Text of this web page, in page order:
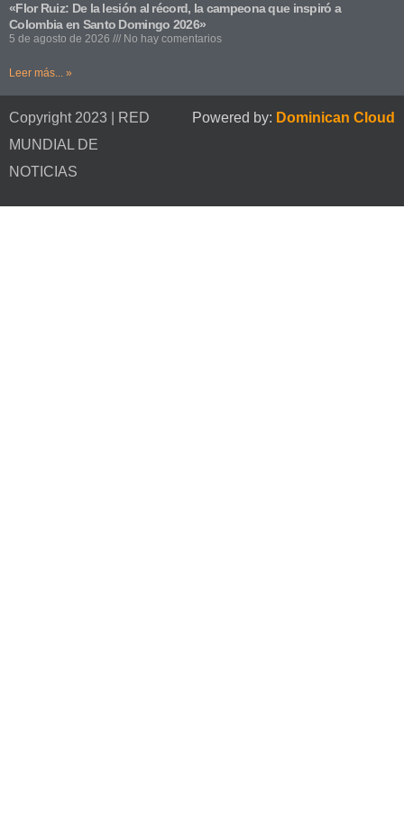
«Flor Ruiz: De la lesión al récord, la campeona que inspiró a
Colombia en Santo Domingo 2026»
5 de agosto de 2026 No hay comentarios
Leer más... »
Copyright 2023 | RED
MUNDIAL DE
NOTICIAS
Powered by: Dominican Cloud